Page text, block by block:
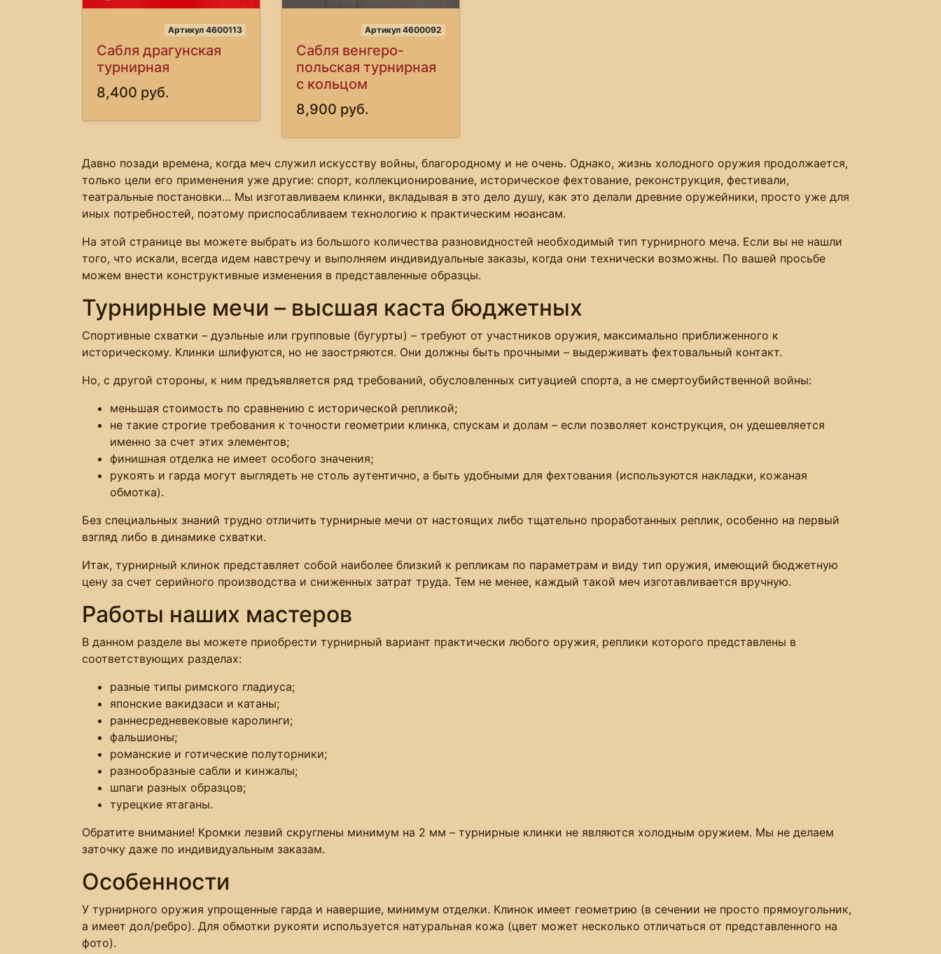
Артикул 4600113
Сабля драгунская
турнирная
8,400 руб.
Артикул 4600092
Сабля венгеро-
польская турнирная
с кольцом
8,900 руб.
Давно позади времена, когда меч служил искусству войны, благородному и не очень. Однако, жизнь холодного оружия продолжается,
только цели его применения уже другие: спорт, коллекционирование, историческое фехтование, реконструкция, фестивали,
театральные постановки… Мы изготавливаем клинки, вкладывая в это дело душу, как это делали древние оружейники, просто уже для
иных потребностей, поэтому приспосабливаем технологию к практическим нюансам.
На этой странице вы можете выбрать из большого количества разновидностей необходимый тип турнирного меча. Если вы не нашли
того, что искали, всегда идем навстречу и выполняем индивидуальные заказы, когда они технически возможны. По вашей просьбе
можем внести конструктивные изменения в представленные образцы.
Турнирные мечи – высшая каста бюджетных
Спортивные схватки – дуэльные или групповые (бугурты) – требуют от участников оружия, максимально приближенного к
историческому. Клинки шлифуются, но не заостряются. Они должны быть прочными – выдерживать фехтовальный контакт.
Но, с другой стороны, к ним предъявляется ряд требований, обусловленных ситуацией спорта, а не смертоубийственной войны:
меньшая стоимость по сравнению с исторической репликой;
не такие строгие требования к точности геометрии клинка, спускам и долам – если позволяет конструкция, он удешевляется
именно за счет этих элементов;
финишная отделка не имеет особого значения;
рукоять и гарда могут выглядеть не столь аутентично, а быть удобными для фехтования (используются накладки, кожаная
обмотка).
Без специальных знаний трудно отличить турнирные мечи от настоящих либо тщательно проработанных реплик, особенно на первый
взгляд либо в динамике схватки.
Итак, турнирный клинок представляет собой наиболее близкий к репликам по параметрам и виду тип оружия, имеющий бюджетную
цену за счет серийного производства и сниженных затрат труда. Тем не менее, каждый такой меч изготавливается вручную.
Работы наших мастеров
В данном разделе вы можете приобрести турнирный вариант практически любого оружия, реплики которого представлены в
соответствующих разделах:
разные типы римского гладиуса;
японские вакидзаси и катаны;
раннесредневековые каролинги;
фальшионы;
романские и готические полуторники;
разнообразные сабли и кинжалы;
шпаги разных образцов;
турецкие ятаганы.
Обратите внимание! Кромки лезвий скруглены минимум на 2 мм – турнирные клинки не являются холодным оружием. Мы не делаем
заточку даже по индивидуальным заказам.
Особенности
У турнирного оружия упрощенные гарда и навершие, минимум отделки. Клинок имеет геометрию (в сечении не просто прямоугольник,
а имеет дол/ребро). Для обмотки рукояти используется натуральная кожа (цвет может несколько отличаться от представленного на
фото).